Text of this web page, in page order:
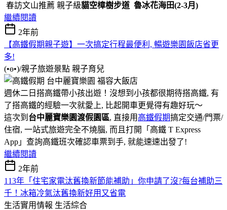
春訪文山推薦 親子級貓空樟樹步道 魯冰花海田(2-3月)
繼續閱讀
2年前
【高鐵假期親子遊】一次搞定行程最便利, 暢遊樂園飯店省更
多!
(•ө•)/親子旅遊景點 親子育兒
週休二日搭高鐵帶小孩出遊！沒想到小孩都很期待搭高鐵, 有
了搭高鐵的經驗一次就愛上, 比起開車更覺得有趣好玩～
這次到 台中麗寶樂園渡假園區, 直接用 高鐵假期搞定交通/門票/
住宿, 一站式旅遊完全不燒腦, 而且打開「高鐵 T Express
App」查詢高鐵班次確認車票到手, 就能速速出發了!
繼續閱讀
2年前
113年「住宅家電汰舊換新節能補助」你申請了沒?每台補助三
千！冰箱冷氣汰舊換新好用又省電
生活實用情報 生活綜合